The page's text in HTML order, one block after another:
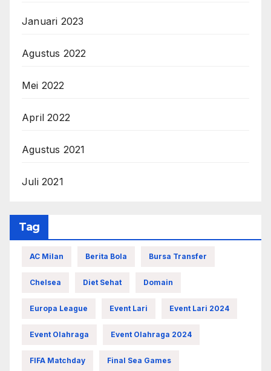
Januari 2023
Agustus 2022
Mei 2022
April 2022
Agustus 2021
Juli 2021
Tag
AC Milan Berita Bola Bursa Transfer
Chelsea Diet Sehat Domain
Europa League Event Lari Event Lari 2024
Event Olahraga Event Olahraga 2024
FIFA Matchday Final Sea Games